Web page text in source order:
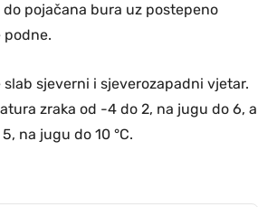
pojačana bura uz postepeno
podne.
slab sjeverni i sjeverozapadni vjetar.
zraka od -4 do 2, na jugu do 6, a
na jugu do 10 °C.